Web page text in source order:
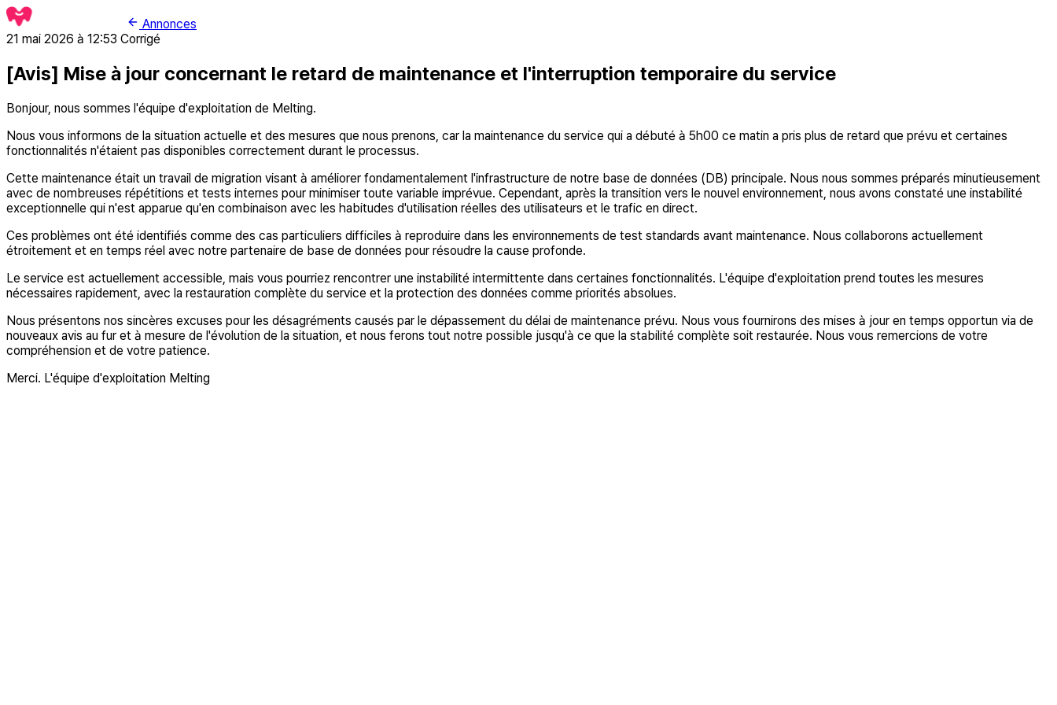
Annonces
21 mai 2026 à 12:53 Corrigé
[Avis] Mise à jour concernant le retard de maintenance et l'interruption temporaire du service
Bonjour, nous sommes l'équipe d'exploitation de Melting.
Nous vous informons de la situation actuelle et des mesures que nous prenons, car la maintenance du service qui a débuté à 5h00 ce matin a pris plus de retard que prévu et certaines
fonctionnalités n'étaient pas disponibles correctement durant le processus.
Cette maintenance était un travail de migration visant à améliorer fondamentalement l'infrastructure de notre base de données (DB) principale. Nous nous sommes préparés minutieusement
avec de nombreuses répétitions et tests internes pour minimiser toute variable imprévue. Cependant, après la transition vers le nouvel environnement, nous avons constaté une instabilité
exceptionnelle qui n'est apparue qu'en combinaison avec les habitudes d'utilisation réelles des utilisateurs et le trafic en direct.
Ces problèmes ont été identifiés comme des cas particuliers difficiles à reproduire dans les environnements de test standards avant maintenance. Nous collaborons actuellement
étroitement et en temps réel avec notre partenaire de base de données pour résoudre la cause profonde.
Le service est actuellement accessible, mais vous pourriez rencontrer une instabilité intermittente dans certaines fonctionnalités. L'équipe d'exploitation prend toutes les mesures
nécessaires rapidement, avec la restauration complète du service et la protection des données comme priorités absolues.
Nous présentons nos sincères excuses pour les désagréments causés par le dépassement du délai de maintenance prévu. Nous vous fournirons des mises à jour en temps opportun via de
nouveaux avis au fur et à mesure de l'évolution de la situation, et nous ferons tout notre possible jusqu'à ce que la stabilité complète soit restaurée. Nous vous remercions de votre
compréhension et de votre patience.
Merci. L'équipe d'exploitation Melting